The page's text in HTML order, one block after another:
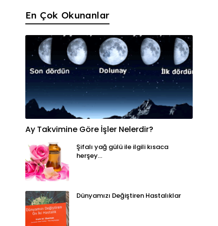
En Çok Okunanlar
Ay Takvimine Göre İşler Nelerdir?
Şifalı yağ gülü ile ilgili kısaca
herşey...
Dünyamızı Değiştiren Hastalıklar